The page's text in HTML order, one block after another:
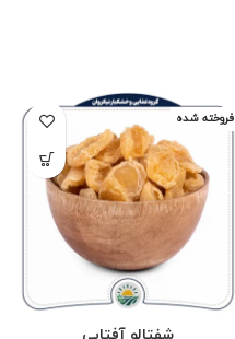
فروخته شده